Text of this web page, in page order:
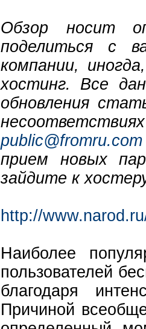
Обзор носит
поделиться с
компании,
хостинг. Все
обновления
public@fromru.com
прием новых
зайдите к
http://
Наиболее
пользователей
благодаря
Причиной